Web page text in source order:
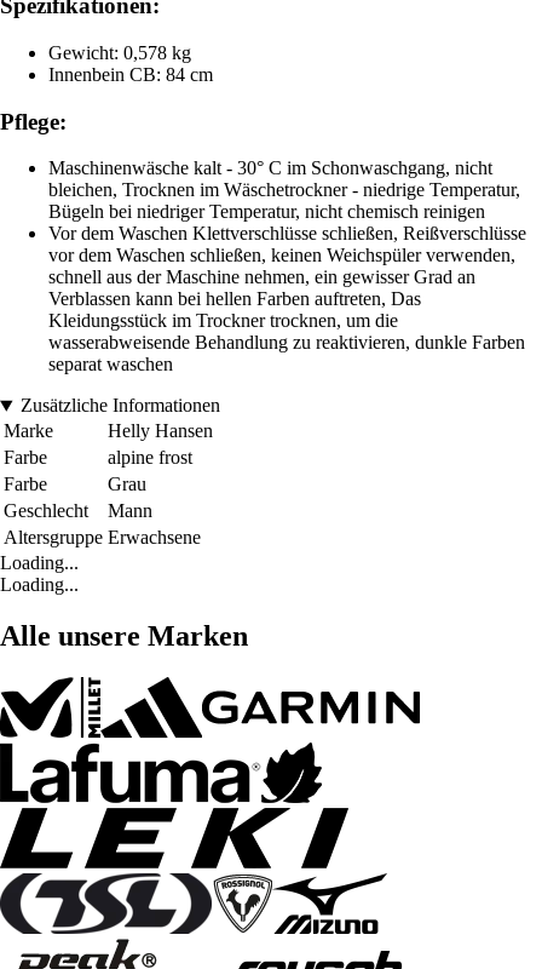
Spezifikationen:
Gewicht: 0,578 kg
Innenbein CB: 84 cm
Pflege:
Maschinenwäsche kalt - 30° C im Schonwaschgang, nicht
bleichen, Trocknen im Wäschetrockner - niedrige Temperatur,
Bügeln bei niedriger Temperatur, nicht chemisch reinigen
Vor dem Waschen Klettverschlüsse schließen, Reißverschlüsse
vor dem Waschen schließen, keinen Weichspüler verwenden,
schnell aus der Maschine nehmen, ein gewisser Grad an
Verblassen kann bei hellen Farben auftreten, Das
Kleidungsstück im Trockner trocknen, um die
wasserabweisende Behandlung zu reaktivieren, dunkle Farben
separat waschen
Zusätzliche Informationen
Marke
Helly Hansen
Farbe
alpine frost
Farbe
Grau
Geschlecht
Mann
Altersgruppe Erwachsene
Loading...
Loading...
Alle unsere Marken